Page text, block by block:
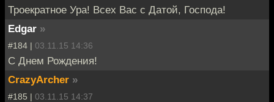
Троекратное Ура! Всех Вас с Датой, Господа!
Edgar »
#184 | 03.11.15 14:36
C Днем Рождения!
CrazyArcher »
#185 | 03.11.15 14:37